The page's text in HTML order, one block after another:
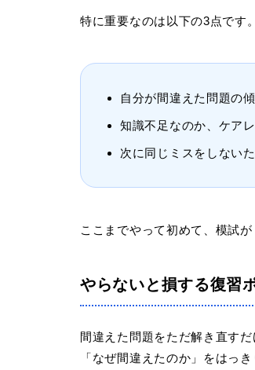
特に重要なのは以下の3点です。
自分が間違えた問題の
知識不足なのか、ケア
次に同じミスをしない
ここまでやって初めて、模試
やらないと損する復習
間違えた問題をただ解き直すだ
「なぜ間違えたのか」をはっ